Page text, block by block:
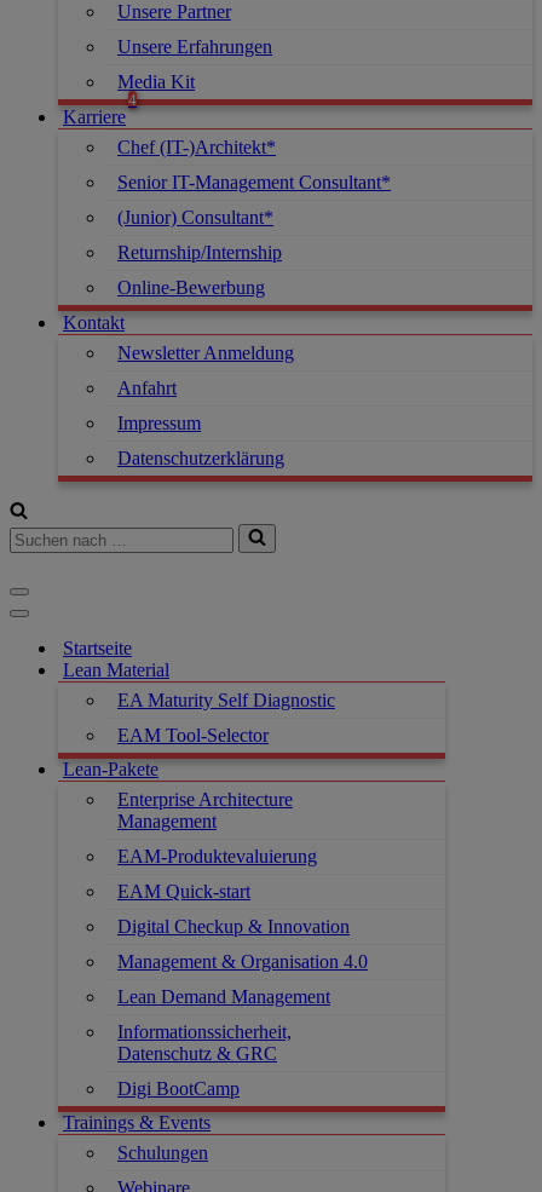
Unsere Partner
Unsere Erfahrungen
Media Kit
Karriere
Chef (IT-)Architekt*
Senior IT-Management Consultant*
(Junior) Consultant*
Returnship/Internship
Online-Bewerbung
Kontakt
Newsletter Anmeldung
Anfahrt
Impressum
Datenschutzerklärung
Startseite
Lean Material
EA Maturity Self Diagnostic
EAM Tool-Selector
Lean-Pakete
Enterprise Architecture
Management
EAM-Produktevaluierung
EAM Quick-start
Digital Checkup & Innovation
Management & Organisation 4.0
Lean Demand Management
Informationssicherheit,
Datenschutz & GRC
Digi BootCamp
Trainings & Events
Schulungen
Webinare